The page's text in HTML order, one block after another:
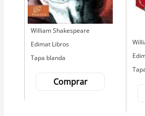
Autor
William Shakespeare
Editorial
Edimat Libros
Tapa blanda
Comprar